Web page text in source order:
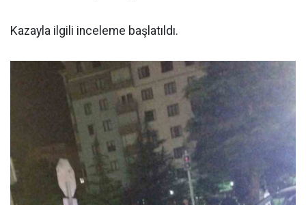
Kazayla ilgili inceleme başlatıldı.